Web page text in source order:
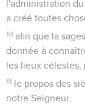
l'administration
a créé toutes
10 afin que la
donnée à
les lieux célestes,
11 le propos des
notre Seigneur,